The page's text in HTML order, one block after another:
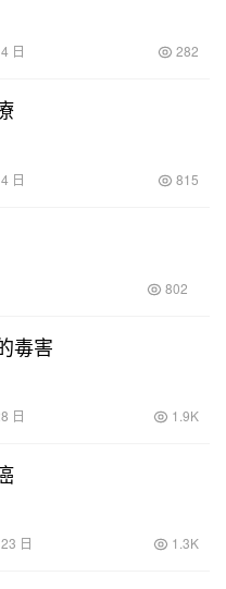
日 282
日 815
802
毒害
日 1.9K
日 1.3K